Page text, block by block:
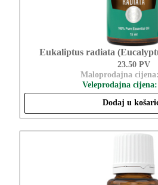
Eukaliptus radiata
23.50 PV
Maloprodajna
Veleprodajna cijena:
Dodaj u